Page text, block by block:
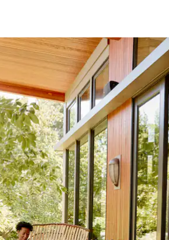
bas pour les parcourir ou en appuyant et